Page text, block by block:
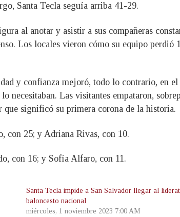
Santa Tecla seguía arriba 41-29.
al anotar y asistir a sus compañeras
Los locales vieron cómo su equipo perdió
y confianza mejoró, todo lo contrario, en el
necesitaban. Las visitantes empataron,
significó su primera corona de la historia.
con 25; y Adriana Rivas, con 10.
con 16; y Sofía Alfaro, con 11.
Santa Tecla impide a San Salvador llegar al
baloncesto nacional
miércoles, 1 noviembre 2023 7:00 AM